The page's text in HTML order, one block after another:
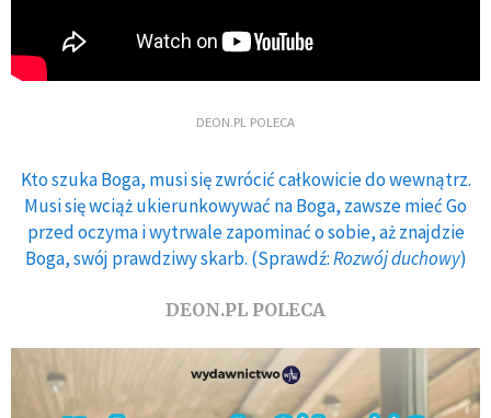
DEON.PL POLECA
Kto szuka Boga, musi się zwrócić całkowicie do wewnątrz.
Musi się wciąż ukierunkowywać na Boga, zawsze mieć Go
przed oczyma i wytrwale zapominać o sobie, aż znajdzie
Boga, swój prawdziwy skarb. (Sprawdź:Rozwój duchowy)
DEON.PL POLECA